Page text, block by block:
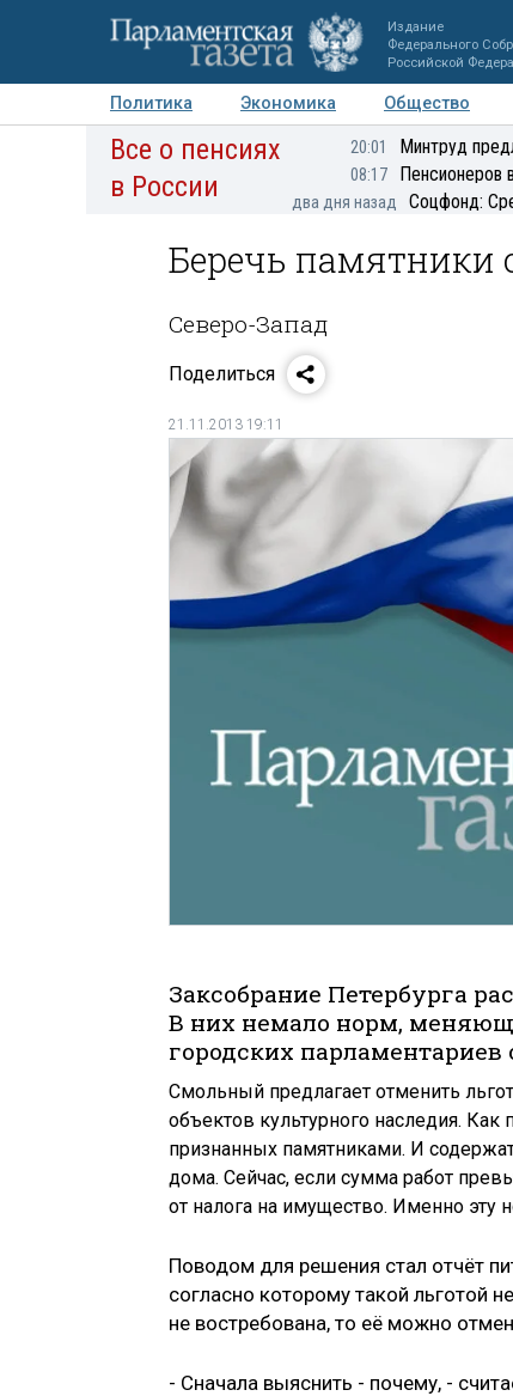
Издание
Федерального
Российской
Политика Экономика Общество
Авторы Персоны Мнения
Все о пенсиях
в России
20:01 Минтруд
08:17 Пенсионеров
два дня назад Соцфонд:
Беречь памятники
Северо-Запад
Поделиться
21.11.2013 19:11
Заксобрание Петербурга
В них немало норм,
городских парламентариев
Смольный предлагает отменить
объектов культурного наследия.
признанных памятниками. И
дома. Сейчас, если сумма работ
от налога на имущество. Именно эту
Поводом для решения стал отчёт
согласно которому такой льготой
не востребована, то её можно
- Сначала выяснить - почему, -